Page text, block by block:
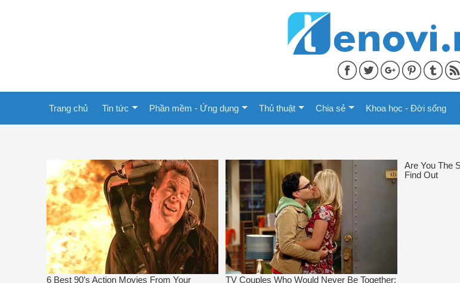
Trang chủ Tin tức Phần mềm - Ứng dụng Thủ thuật Chia sẻ Khoa học - Đời sống